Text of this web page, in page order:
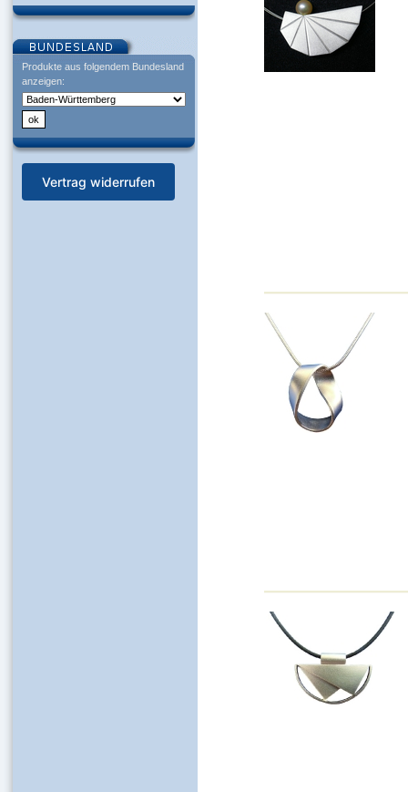
Produkte aus folgendem Bundesland
anzeigen:
Vertrag widerrufen